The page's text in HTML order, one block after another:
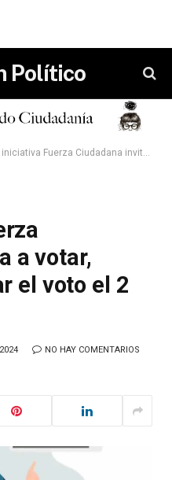
Político
Fuerza Ciudadana invita a votar, verificar y vigilar el voto el 2 de junio.
a votar,
el voto el 2
NO HAY COMENTARIOS